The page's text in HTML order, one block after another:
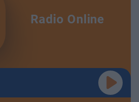
Radio Online